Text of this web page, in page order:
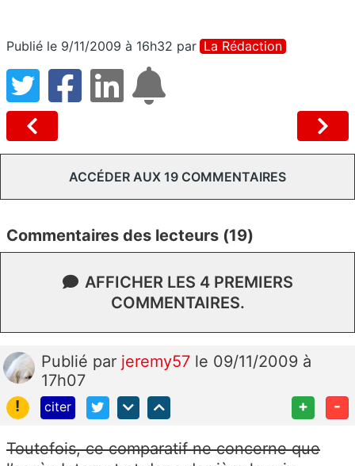
Publié le 9/11/2009 à 16h32 par La Rédaction
ACCÉDER AUX 19 COMMENTAIRES
Commentaires des lecteurs (19)
AFFICHER LES 4 PREMIERS
COMMENTAIRES.
Publié par jeremy57 le 09/11/2009 à
17h07
!
citer + -
Toutefois, ce comparatif ne concerne que